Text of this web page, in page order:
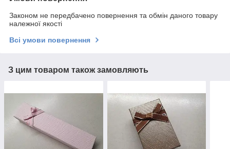
Законом не передбачено повернення та обмін даного товару
належної якості
Всі умови повернення
З цим товаром також замовляють